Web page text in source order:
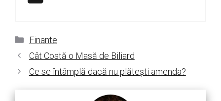
Categorii
Finante
Cât Costă o Masă de Biliard
Ce se întâmplă dacă nu plătești amenda?